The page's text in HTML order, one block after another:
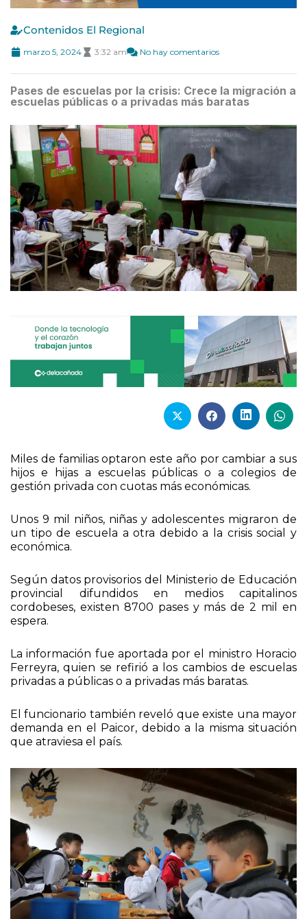
Contenidos El Regional
marzo 5, 2024 3:32 am No hay comentarios
Pases de escuelas por la crisis: Crece la migración a
escuelas públicas o a privadas más baratas
Miles de familias optaron este año por cambiar a sus
hijos e hijas a escuelas públicas o a colegios de
gestión privada con cuotas más económicas.
Unos 9 mil niños, niñas y adolescentes migraron de
un tipo de escuela a otra debido a la crisis social y
económica.
Según datos provisorios del Ministerio de Educación
provincial difundidos en medios capitalinos
cordobeses, existen 8700 pases y más de 2 mil en
espera.
La información fue aportada por el ministro Horacio
Ferreyra, quien se refirió a los cambios de escuelas
privadas a públicas o a privadas más baratas.
El funcionario también reveló que existe una mayor
demanda en el Paicor, debido a la misma situación
que atraviesa el país.